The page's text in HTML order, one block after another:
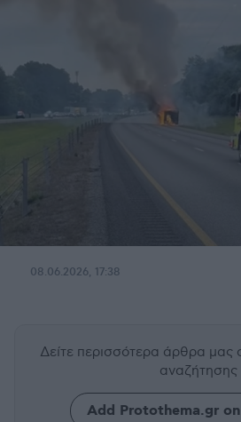
08.06.2026, 17:38
Δείτε περισσότερα άρθρα μας
αναζήτησης
Add Protothema.gr